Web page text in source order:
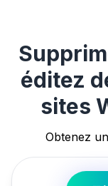
éditez
sites
Obtenez